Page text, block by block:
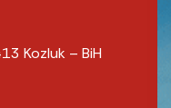
Kozluk – BiH